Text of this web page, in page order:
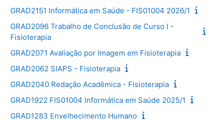
GRAD2151 Informática em Saúde - FIS01004 2026/1
GRAD2096 Trabalho de Conclusão de Curso I -
Fisioterapia
GRAD2071 Avaliação por Imagem em Fisioterapia
GRAD2062 SIAPS - Fisioterapia
GRAD2040 Redação Acadêmica - Fisioterapia
GRAD1922 FIS01004 Informática em Saúde 2025/1
GRAD1283 Envelhecimento Humano